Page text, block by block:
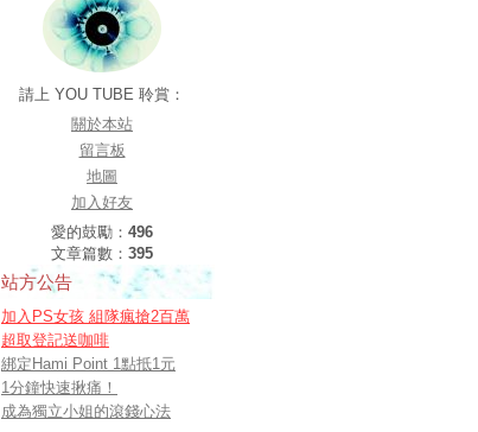
請上 YOU TUBE 聆賞：
關於本站
留言板
地圖
加入好友
愛的鼓勵： 496
文章篇數： 395
站方公告
加入PS女孩 組隊瘋搶2百萬
超取登記送咖啡
綁定Hami Point 1點抵1元
1分鐘快速揪痛！
成為獨立小姐的滾錢心法